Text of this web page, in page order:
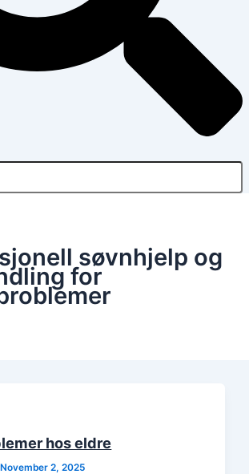
søvnhjelp og
for
hos eldre
November 2, 2025